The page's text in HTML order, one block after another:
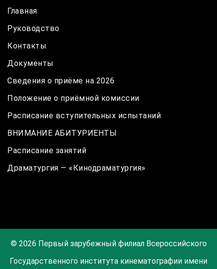
Главная
Руководство
Контакты
Документы
Сведения о приёме на 2026
Положение о приёмной комиссии
Расписание вступительных испытаний
ВНИМАНИЕ АБИТУРИЕНТЫ
Расписание занятий
Драматургия — «Кинодраматургия»
© 2026 Первый зарубежный филиал Всероссийского
Государственного института кинематографии имени